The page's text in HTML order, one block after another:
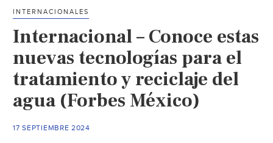
INTERNACIONALES
Internacional – Conoce estas
nuevas tecnologías para el
tratamiento y reciclaje del
agua (Forbes México)
17 SEPTIEMBRE 2024